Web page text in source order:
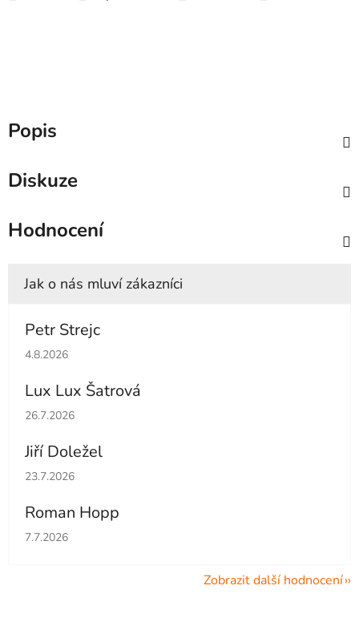
Popis
Diskuze
Hodnocení
Petr Strejc
Hodnocení obchodu je 5 z 5 hvězdiček.
4.8.2026
Lux Lux Šatrová
Hodnocení obchodu je 5 z 5 hvězdiček.
26.7.2026
Jiří Doležel
Hodnocení obchodu je 5 z 5 hvězdiček.
23.7.2026
Roman Hopp
Hodnocení obchodu je 5 z 5 hvězdiček.
7.7.2026
Zobrazit další hodnocení